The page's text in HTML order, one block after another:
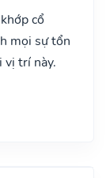
cổ
mọi sự tổn
vị trí này.